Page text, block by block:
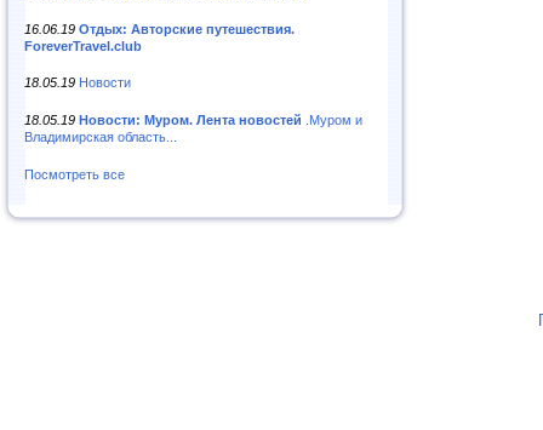
16.06.19 Отдых: Авторские путешествия.
ForeverTravel.club
18.05.19 Новости
18.05.19 Новости: Муром. Лента новостей .Муром и
Владимирская область...
Посмотреть все